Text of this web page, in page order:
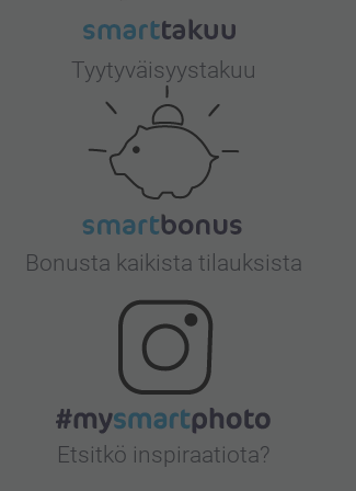
Tyytyväisyystakuu
Bonusta kaikista tilauksista
Etsitkö inspiraatiota?